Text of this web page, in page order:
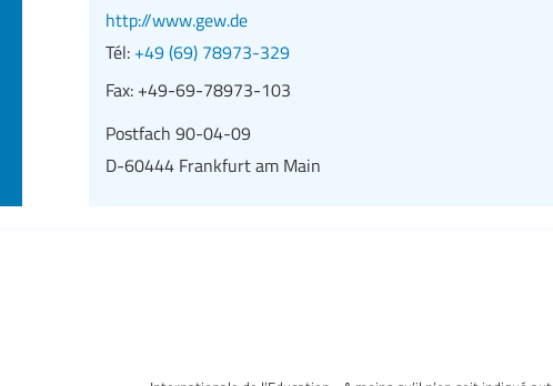
http://www.gew.de
Tél: +49 (69) 78973-329
Fax: +49-69-78973-103
Postfach 90-04-09
D-60444 Frankfurt am Main